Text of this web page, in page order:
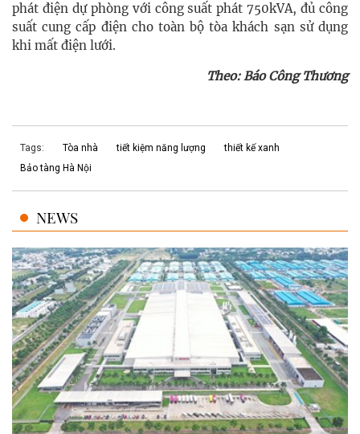
phát điện dự phòng với công suất phát 750kVA, đủ công
suất cung cấp điện cho toàn bộ tòa khách sạn sử dụng
khi mất điện lưới.
Theo: Báo Công Thương
Tags: Tòa nhà tiết kiệm năng lượng
thiết kế xanh
Bảo tàng Hà Nội
NEWS